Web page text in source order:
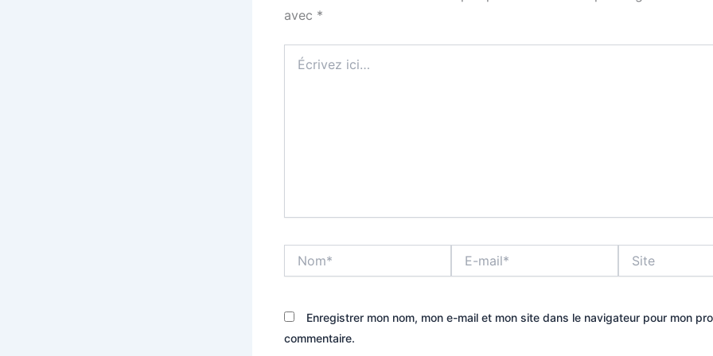
avec *
ici…
mail*
Enregistrer mon nom, mon e-mail et mon site dans le navigateur pour mon
commentaire.